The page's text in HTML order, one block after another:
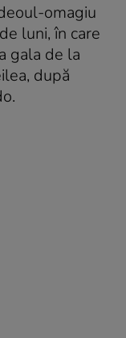
omagiu
luni, în care
gala de la
după